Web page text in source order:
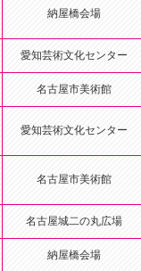
納屋橋会場
愛知芸術文化センター
名古屋市美術館
愛知芸術文化センター
名古屋市美術館
名古屋城二の丸広場
納屋橋会場